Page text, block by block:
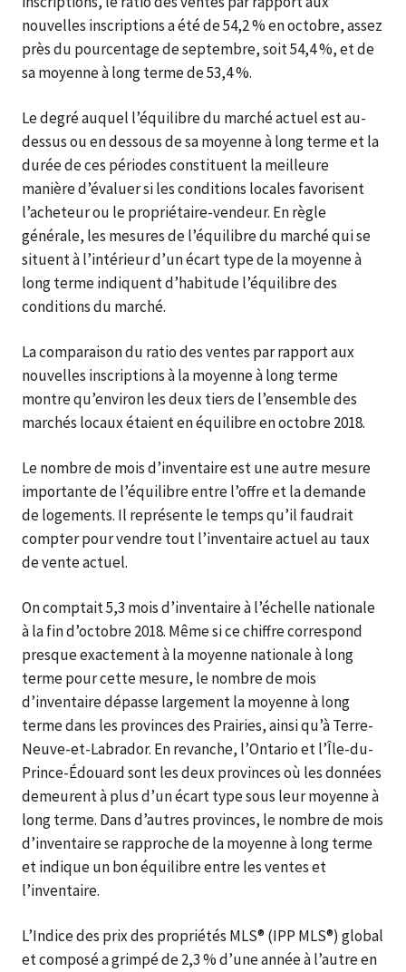
nouvelles inscriptions a été de 54,2 % en octobre, assez
près du pourcentage de septembre, soit 54,4 %, et de
sa moyenne à long terme de 53,4 %.
Le degré auquel l’équilibre du marché actuel est au-
dessus ou en dessous de sa moyenne à long terme et la
durée de ces périodes constituent la meilleure
manière d’évaluer si les conditions locales favorisent
l’acheteur ou le propriétaire-vendeur. En règle
générale, les mesures de l’équilibre du marché qui se
situent à l’intérieur d’un écart type de la moyenne à
long terme indiquent d’habitude l’équilibre des
conditions du marché.
La comparaison du ratio des ventes par rapport aux
nouvelles inscriptions à la moyenne à long terme
montre qu’environ les deux tiers de l’ensemble des
marchés locaux étaient en équilibre en octobre 2018.
Le nombre de mois d’inventaire est une autre mesure
importante de l’équilibre entre l’offre et la demande
de logements. Il représente le temps qu’il faudrait
compter pour vendre tout l’inventaire actuel au taux
de vente actuel.
On comptait 5,3 mois d’inventaire à l’échelle nationale
à la fin d’octobre 2018. Même si ce chiffre correspond
presque exactement à la moyenne nationale à long
terme pour cette mesure, le nombre de mois
d’inventaire dépasse largement la moyenne à long
terme dans les provinces des Prairies, ainsi qu’à Terre-
Neuve-et-Labrador. En revanche, l’Ontario et l’Île-du-
Prince-Édouard sont les deux provinces où les données
demeurent à plus d’un écart type sous leur moyenne à
long terme. Dans d’autres provinces, le nombre de mois
d’inventaire se rapproche de la moyenne à long terme
et indique un bon équilibre entre les ventes et
l’inventaire.
L’Indice des prix des propriétés MLS® (IPP MLS®) global
et composé a grimpé de 2,3 % d’une année à l’autre en